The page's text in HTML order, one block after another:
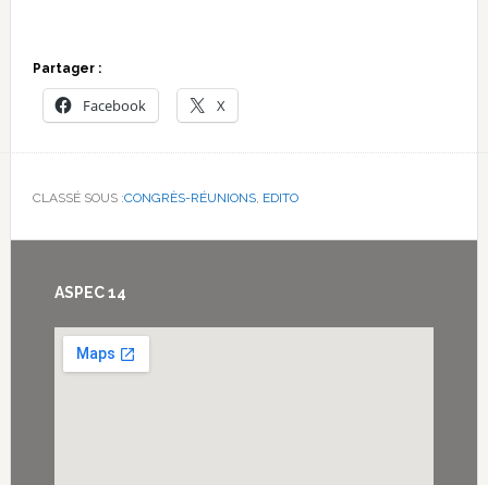
Partager :
Facebook X
CLASSÉ SOUS :CONGRÈS-RÉUNIONS, EDITO
Footer
ASPEC 14